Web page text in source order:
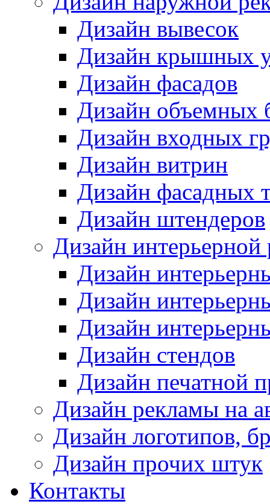
Дизайн вывесок
Дизайн крышных
Дизайн фасадов
Дизайн объемных
Дизайн входных
Дизайн витрин
Дизайн фасадных
Дизайн штендеров
Дизайн интерьерной
Дизайн
Дизайн
Дизайн
Дизайн стендов
Дизайн печатной
Дизайн рекламы на
Дизайн логотипов,
Дизайн прочих штук
Контакты